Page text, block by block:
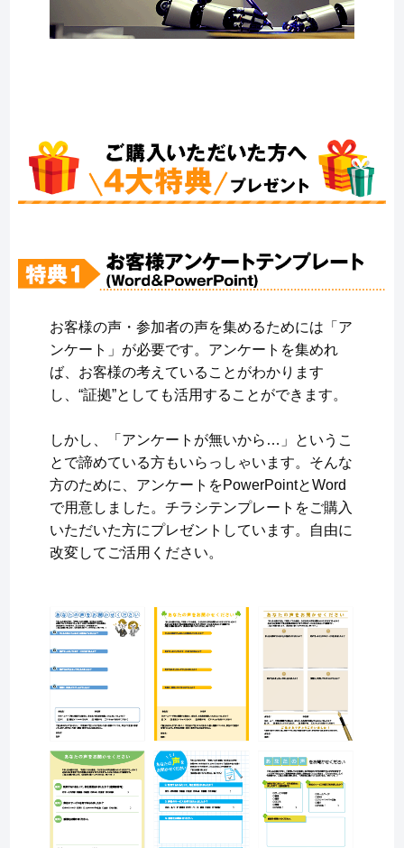
お客様の声・参加者の声を集めるためには「ア
ンケート」が必要です。アンケートを集めれ
ば、お客様の考えていることがわかります
し、“証拠”としても活用することができます。
しかし、「アンケートが無いから…」というこ
とで諦めている方もいらっしゃいます。そんな
方のために、アンケートをPowerPointとWord
で用意しました。チラシテンプレートをご購入
いただいた方にプレゼントしています。自由に
改変してご活用ください。